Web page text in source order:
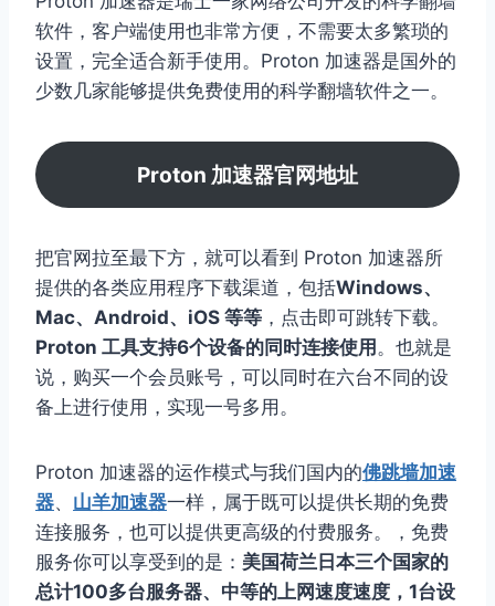
软件，客户端使用也非常方便，不需要太多繁琐的
设置，完全适合新手使用。Proton 加速器是国外的
少数几家能够提供免费使用的科学翻墙软件之一。
Proton 加速器官网地址
把官网拉至最下方，就可以看到 Proton 加速器所
提供的各类应用程序下载渠道，包括Windows、
Mac、Android、iOS 等等 ，点击即可跳转下载。
Proton 工具支持6个设备的同时连接使用 。也就是
说，购买一个会员账号，可以同时在六台不同的设
备上进行使用，实现一号多用。
Proton 加速器的运作模式与我们国内的佛跳墙加速
器、 山羊加速器一样，属于既可以提供长期的免费
连接服务，也可以提供更高级的付费服务。，免费
服务你可以享受到的是： 美国荷兰日本三个国家的
总计100多台服务器、中等的上网速度速度，1台设